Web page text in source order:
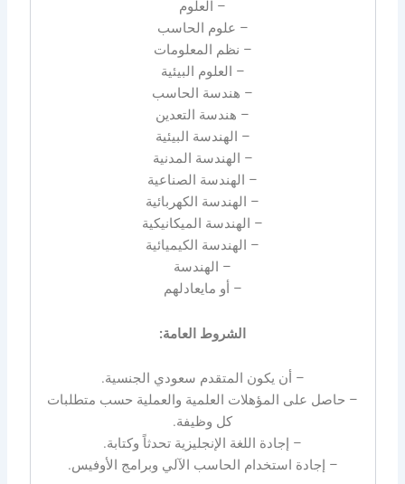
– العلوم
– علوم الحاسب
– نظم المعلومات
– العلوم البيئية
– هندسة الحاسب
– هندسة التعدين
– الهندسة البيئية
– الهندسة المدنية
– الهندسة الصناعية
– الهندسة الكهربائية
– الهندسة الميكانيكية
– الهندسة الكيميائية
– الهندسة
– أو مايعادلهم
الشروط العامة:
– أن يكون المتقدم سعودي الجنسية.
– حاصل على المؤهلات العلمية والعملية حسب متطلبات
كل وظيفة.
– إجادة اللغة الإنجليزية تحدثاً وكتابة.
– إجادة استخدام الحاسب الآلي وبرامج الأوفيس.